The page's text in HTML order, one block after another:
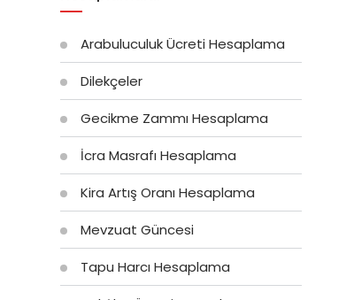
Arabuluculuk Ücreti Hesaplama
Dilekçeler
Gecikme Zammı Hesaplama
İcra Masrafı Hesaplama
Kira Artış Oranı Hesaplama
Mevzuat Güncesi
Tapu Harcı Hesaplama